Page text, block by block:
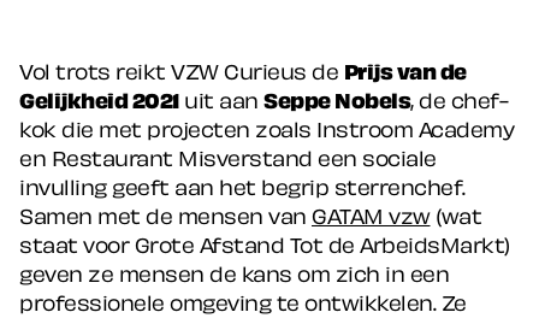
Vol trots reikt VZW Curieus de Prijs van de
Gelijkheid 2021uit aan Seppe Nobels, de chef-
kok die met projecten zoals Instroom Academy
en Restaurant Misverstand een sociale
invulling geeft aan het begrip sterrenchef.
Samen met de mensen van GATAM vzw(wat
staat voor Grote Afstand Tot de ArbeidsMarkt)
geven ze mensen de kans om zich in een
professionele omgeving te ontwikkelen. Ze